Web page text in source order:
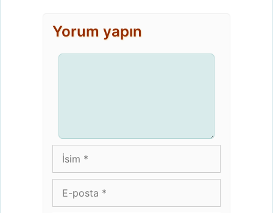
Yorum yapın
İsim
posta